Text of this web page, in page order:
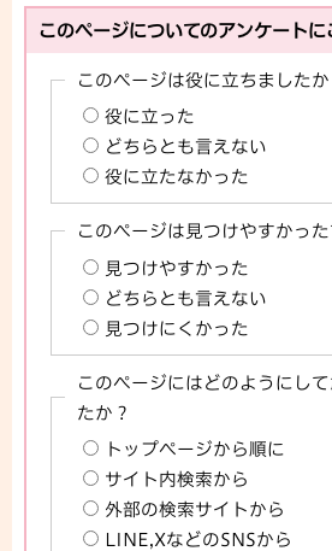
このページについてのアンケート
このページは役に立ちましたか
役に立った
どちらとも言えない
役に立たなかった
このページは見つけやすかった
見つけやすかった
どちらとも言えない
見つけにくかった
このページにはどのようにし
たか？
トップページから順に
サイト内検索から
外部の検索サイトから
LINE,XなどのSNSから